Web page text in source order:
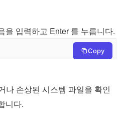
을 입력하고 Enter 를 누릅니다.
Copy
나 손상된 시스템 파일을 확인
니다.